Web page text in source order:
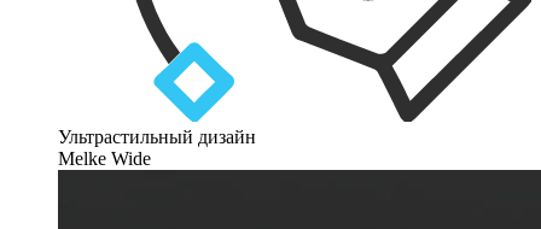
Ультрастильный дизайн
Melke Wide